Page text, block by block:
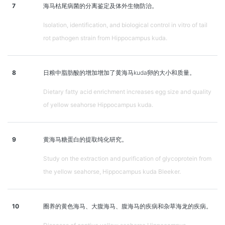
7 海马枯尾病菌的分离鉴定及体外生物防治。
Isolation, identification, and biological control in vitro of tail
rot pathogen strain from Hippocampus kuda.
8 日粮中脂肪酸的增加增加了黄海马kuda卵的大小和质量。
Dietary fatty acid enrichment increases egg size and quality
of yellow seahorse Hippocampus kuda.
9 黄海马糖蛋白的提取纯化研究。
Study on the extraction and purification of glycoprotein from
the yellow seahorse, Hippocampus kuda Bleeker.
10 圈养的黄色海马、大腹海马、腹海马的疾病和杂草海龙的疾病。